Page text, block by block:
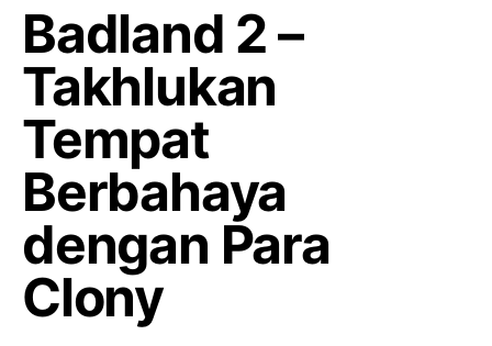
Badland 2 –
Takhlukan
Tempat
Berbahaya
dengan Para
Clony